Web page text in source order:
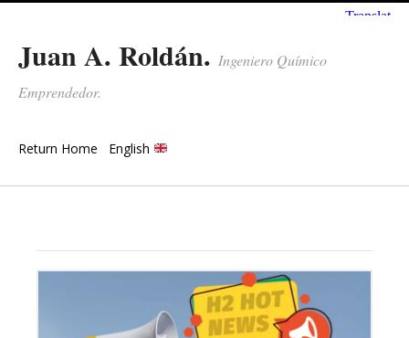
Juan A. Roldán. Ingeniero Químico
Emprendedor.
Return Home English